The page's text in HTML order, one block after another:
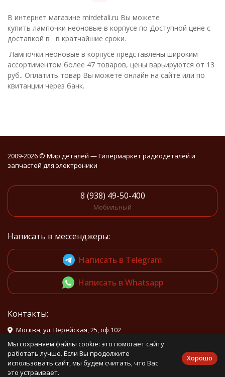
В интернет магазине mirdetali.ru Вы можете
купить лампочки неоновые в корпусе по Доступной цене с
доставкой в в кратчайшие сроки.
Лампочки неоновые в корпусе представлены широким
ассортиментом более 47 товаров, цены варьируются от 13
руб.. Оплатить товар Вы можете онлайн на сайте или по
квитанции через банк.
2009-2026 © Мир деталей — Гипермаркет радиодеталей и
запчастей для электроники
8 (938) 49-50-400
Мобильный
Написать в мессенджеры:
Написать в Telegram
Написать в Whatsapp
Контакты:
Москва, ул. Верейская, 25, оф 102
info@mirdetali.ru
Мы сохраняем файлы cookie: это помогает сайту
работать лучше. Если Вы продолжите
использовать сайт, мы будем считать, что Вас
это устраивает.
Хорошо